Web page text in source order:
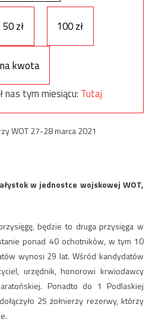
50 zł 100 zł
kwota
nas tym miesiącu: Tutaj
w jednostce wojskowej WOT,
będzie to druga przysięga w
ponad 40 ochotników, w tym 10
wynosi 29 lat. Wśród kandydatów
urzędnik, honorowi krwiodawcy
Ponadto do 1 Podlaskiej
25 żołnierzy rezerwy, którzy